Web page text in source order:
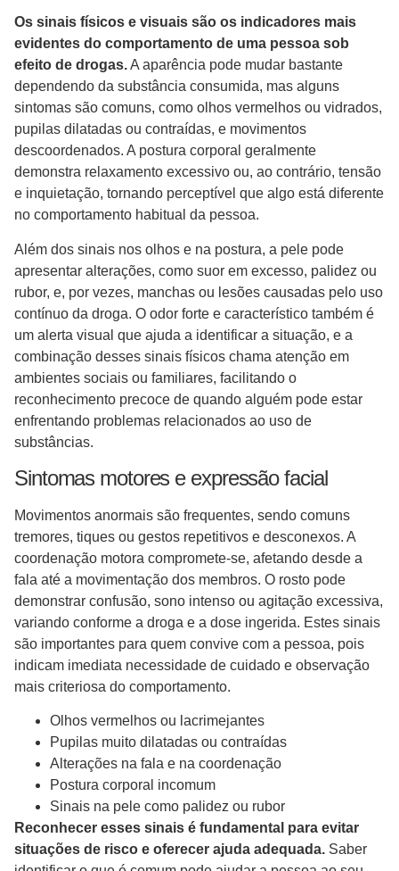
Os sinais físicos e visuais são os indicadores mais
evidentes do comportamento de uma pessoa sob
efeito de drogas.A aparência pode mudar bastante
dependendo da substância consumida, mas alguns
sintomas são comuns, como olhos vermelhos ou vidrados,
pupilas dilatadas ou contraídas, e movimentos
descoordenados. A postura corporal geralmente
demonstra relaxamento excessivo ou, ao contrário, tensão
e inquietação, tornando perceptível que algo está diferente
no comportamento habitual da pessoa.
Além dos sinais nos olhos e na postura, a pele pode
apresentar alterações, como suor em excesso, palidez ou
rubor, e, por vezes, manchas ou lesões causadas pelo uso
contínuo da droga. O odor forte e característico também é
um alerta visual que ajuda a identificar a situação, e a
combinação desses sinais físicos chama atenção em
ambientes sociais ou familiares, facilitando o
reconhecimento precoce de quando alguém pode estar
enfrentando problemas relacionados ao uso de
substâncias.
Sintomas motores e expressão facial
Movimentos anormais são frequentes, sendo comuns
tremores, tiques ou gestos repetitivos e desconexos. A
coordenação motora compromete-se, afetando desde a
fala até a movimentação dos membros. O rosto pode
demonstrar confusão, sono intenso ou agitação excessiva,
variando conforme a droga e a dose ingerida. Estes sinais
são importantes para quem convive com a pessoa, pois
indicam imediata necessidade de cuidado e observação
mais criteriosa do comportamento.
Olhos vermelhos ou lacrimejantes
Pupilas muito dilatadas ou contraídas
Alterações na fala e na coordenação
Postura corporal incomum
Sinais na pele como palidez ou rubor
Reconhecer esses sinais é fundamental para evitar
situações de risco e oferecer ajuda adequada. Saber